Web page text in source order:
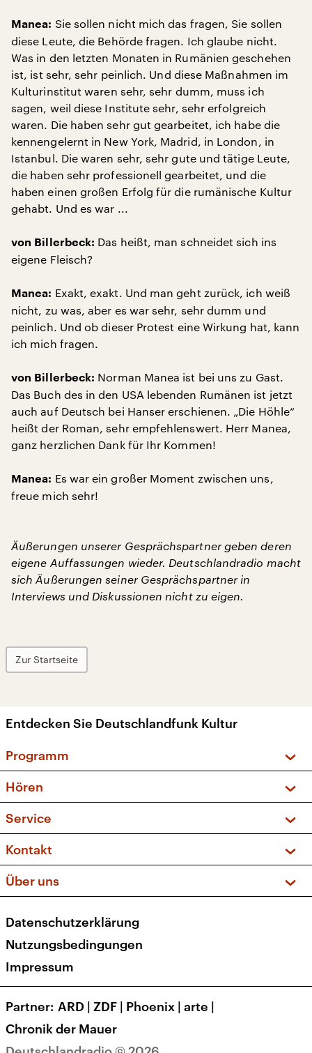
Manea: Sie sollen nicht mich das fragen, Sie sollen
diese Leute, die Behörde fragen. Ich glaube nicht.
Was in den letzten Monaten in Rumänien geschehen
ist, ist sehr, sehr peinlich. Und diese Maßnahmen im
Kulturinstitut waren sehr, sehr dumm, muss ich
sagen, weil diese Institute sehr, sehr erfolgreich
waren. Die haben sehr gut gearbeitet, ich habe die
kennengelernt in New York, Madrid, in London, in
Istanbul. Die waren sehr, sehr gute und tätige Leute,
die haben sehr professionell gearbeitet, und die
haben einen großen Erfolg für die rumänische Kultur
gehabt. Und es war ...
von Billerbeck: Das heißt, man schneidet sich ins
eigene Fleisch?
Manea: Exakt, exakt. Und man geht zurück, ich weiß
nicht, zu was, aber es war sehr, sehr dumm und
peinlich. Und ob dieser Protest eine Wirkung hat, kann
ich mich fragen.
von Billerbeck: Norman Manea ist bei uns zu Gast.
Das Buch des in den USA lebenden Rumänen ist jetzt
auch auf Deutsch bei Hanser erschienen. „Die Höhle“
heißt der Roman, sehr empfehlenswert. Herr Manea,
ganz herzlichen Dank für Ihr Kommen!
Manea: Es war ein großer Moment zwischen uns,
freue mich sehr!
Äußerungen unserer Gesprächspartner geben deren
eigene Auffassungen wieder. Deutschlandradio macht
sich Äußerungen seiner Gesprächspartner in
Interviews und Diskussionen nicht zu eigen.
Zur Startseite
Entdecken Sie Deutschlandfunk Kultur
Programm
Sendungen und Podcasts
Musikliste
Kakadu – Das Kinderprogramm
Hören
Frequenzen (UKW + DAB+)
Service
FAQ
Apps
Newsletter
Veranstaltungen
Kontakt
Social Media
Über uns
Presse
Karriere
Transparenz
Datenschutzerklärung
Nutzungsbedingungen
Impressum
Partner ARD | ZDF | Phoenix | arte |
Chronik der Mauer